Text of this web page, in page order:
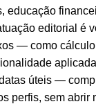
educação
editorial é
— como
úteis —
perfis, sem abrir